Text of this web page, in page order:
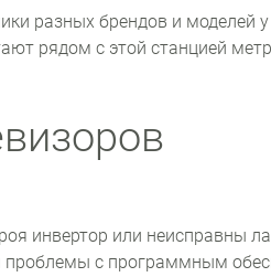
разных брендов и моделей
рядом с этой станцией
инвертор или неисправны
проблемы с программным